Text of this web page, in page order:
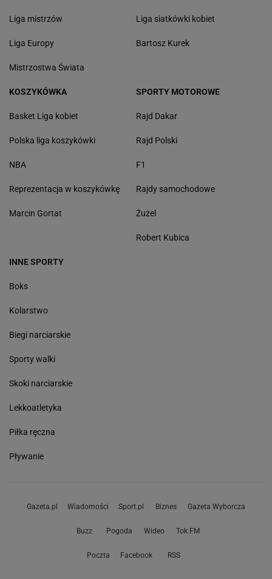
Liga mistrzów
Liga Europy
Mistrzostwa Świata
Liga siatkówki kobiet
Bartosz Kurek
KOSZYKÓWKA
Basket Liga kobiet
Polska liga koszykówki
NBA
Reprezentacja w koszykówkę
Marcin Gortat
SPORTY MOTOROWE
Rajd Dakar
Rajd Polski
F1
Rajdy samochodowe
Żużel
Robert Kubica
INNE SPORTY
Boks
Kolarstwo
Biegi narciarskie
Sporty walki
Skoki narciarskie
Lekkoatletyka
Piłka ręczna
Pływanie
Gazeta.pl Wiadomości Sport.pl Biznes Gazeta Wyborcza
Buzz Pogoda Wideo Tok.FM
Poczta Facebook RSS